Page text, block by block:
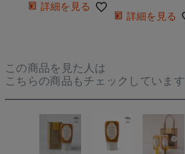
詳細を見る
詳細を見る
この商品を見た人は
こちらの商品もチェックしています